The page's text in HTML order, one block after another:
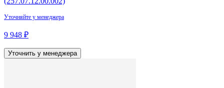
Уточняйте у менеджера
9 948 ₽
Уточнить у менеджера